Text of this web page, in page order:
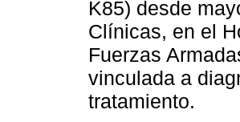
K85) desde
Clínicas, en el
Fuerzas
vinculada a
tratamiento.